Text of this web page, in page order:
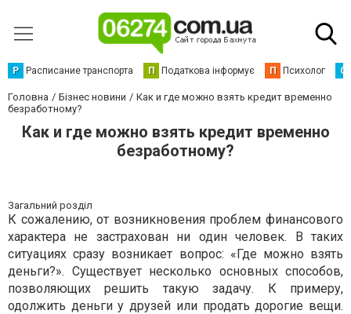
Р Расписание транспорта П Податкова інформує П Психолог С
Головна Бізнес новини
Как и где можно взять кредит временно
безработному?
Как и где можно взять кредит временно
безработному?
Загальний розділ
К сожалению, от возникновения проблем финансового
характера не застрахован ни один человек. В таких
ситуациях сразу возникает вопрос: «Где можно взять
деньги?». Существует несколько основных способов,
позволяющих решить такую задачу. К примеру,
одолжить деньги у друзей или продать дорогие вещи.